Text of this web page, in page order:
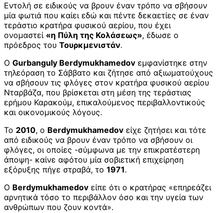
Εντολή σε ειδικούς να βρουν έναν τρόπο να σβήσουν
μία φωτιά που καίει εδώ και πέντε δεκαετίες σε έναν
τεράστιο κρατήρα φυσικού αερίου, που έχει
ονομαστεί «η Πύλη της Κολάσεως», έδωσε ο
πρόεδρος του Τουρκμενιστάν.
Ο Gurbanguly Berdymukhamedov εμφανίστηκε στην
τηλεόραση το Σάββατο και ζήτησε από αξιωματούχους
να σβήσουν τις φλόγες στον κρατήρα φυσικού αερίου
Νταρβάζα, που βρίσκεται στη μέση της τεράστιας
ερήμου Καρακούμ, επικαλούμενος περιβαλλοντικούς
και οικονομικούς λόγους.
Το 2010, ο Berdymukhamedov είχε ζητήσει και τότε
από ειδικούς να βρουν έναν τρόπο να σβήσουν οι
φλόγες, οι οποίες -σύμφωνα με την επικρατέστερη
άποψη- καίνε αφότου μία σοβιετική επιχείρηση
εξόρυξης πήγε στραβά, το 1971.
Ο Berdymukhamedov είπε ότι ο κρατήρας «επηρεάζει
αρνητικά τόσο το περιβάλλον όσο και την υγεία των
ανθρώπων που ζουν κοντά».